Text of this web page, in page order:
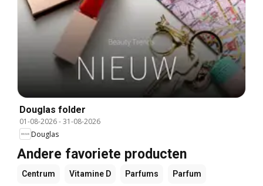
Douglas folder
01-08-2026-31-08-2026
Douglas
Andere favoriete producten
Centrum Vitamine D Parfums Parfum